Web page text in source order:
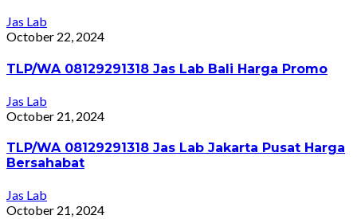
Jas Lab
October 22, 2024
TLP/WA 08129291318 Jas Lab Bali Harga Promo
Jas Lab
October 21, 2024
TLP/WA 08129291318 Jas Lab Jakarta Pusat Harga
Bersahabat
Jas Lab
October 21, 2024